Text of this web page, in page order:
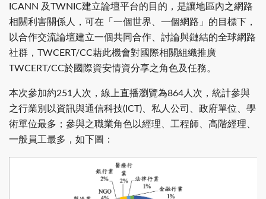
ICANN 及TWNIC建立論壇平台的目的，是讓地區內之網路
相關利害關係人，可在「一個世界、一個網路」的目標下，
以合作交流論壇建立一個共同合作、討論與鏈結的全球網路
社群，TWCERT/CC藉此機會對國際相關組織推廣
TWCERT/CC於國際資安情資分享之角色及任務。
本次參加約251人次，線上直播瀏覽為864人次，統計參與
之行業別以資訊與通信科技(ICT)、私人公司、政府單位、學
術單位最多；參與之職業角色以經理、工程師、高階經理、
一般員工最多，如下圖：